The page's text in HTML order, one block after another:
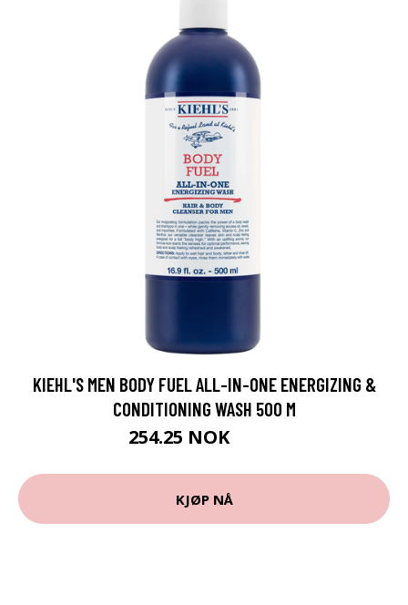
KIEHL'S MEN BODY FUEL ALL-IN-ONE ENERGIZING &
CONDITIONING WASH 500 M
254.25 NOK
KJØP NÅ